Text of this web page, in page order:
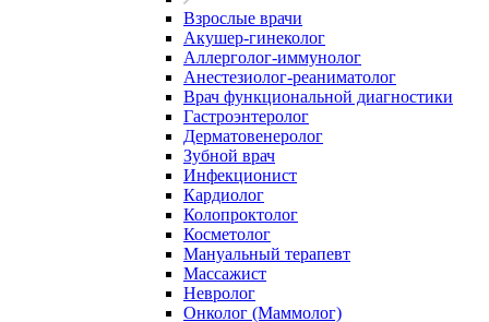
Взрослые врачи
Акушер-гинеколог
Аллерголог-иммунолог
Анестезиолог-реаниматолог
Врач функциональной диагностики
Гастроэнтеролог
Дерматовенеролог
Зубной врач
Инфекционист
Кардиолог
Колопроктолог
Косметолог
Мануальный терапевт
Массажист
Невролог
Онколог (Маммолог)